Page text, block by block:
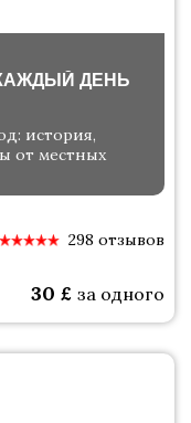
ДЕНЬ
история,
от местных
298 отзывов
30 £ за одного